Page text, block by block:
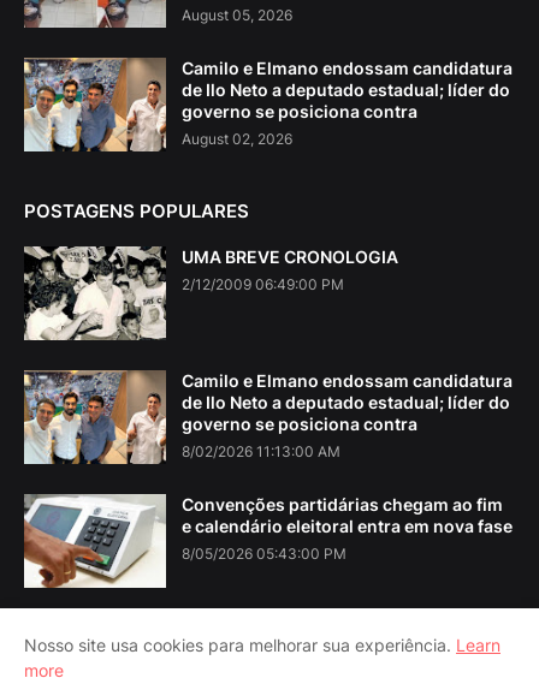
August 05, 2026
Camilo e Elmano endossam candidatura
de Ilo Neto a deputado estadual; líder do
governo se posiciona contra
August 02, 2026
POSTAGENS POPULARES
UMA BREVE CRONOLOGIA
2/12/2009 06:49:00 PM
Camilo e Elmano endossam candidatura
de Ilo Neto a deputado estadual; líder do
governo se posiciona contra
8/02/2026 11:13:00 AM
Convenções partidárias chegam ao fim
e calendário eleitoral entra em nova fase
8/05/2026 05:43:00 PM
Nosso site usa cookies para melhorar sua experiência. Learn
more